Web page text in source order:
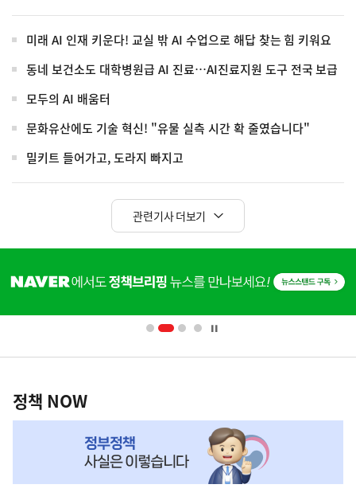
미래 AI 인재 키운다! 교실 밖 AI 수업으로 해답 찾는 힘 키워요
동네 보건소도 대학병원급 AI 진료…AI진료지원 도구 전국 보급
모두의 AI 배움터
문화유산에도 기술 혁신! "유물 실측 시간 확 줄였습니다"
밀키트 들어가고, 도라지 빠지고
관련기사 더보기
단
영
책
NOW,
정책 NOW